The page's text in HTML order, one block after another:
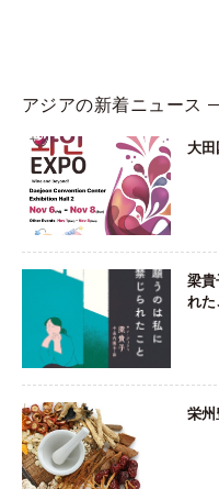
アジアの新着ニュース
大
梁
れ
栄